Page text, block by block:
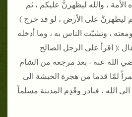
الأمة ، والله ليظهرنَّ عليكم ، ثم
ليظهرنَّ على الأرض ، لو قد خرج )
، وتشبّت الناس به ، وما أدخله
:( اقرأ على الرجل الصالح
الله عنه - بعد مرجعه من الشام
لمّا قدما من هجرة الحبشة الى
الى الله ، فبادر وقَدِم المدينة مسلماً